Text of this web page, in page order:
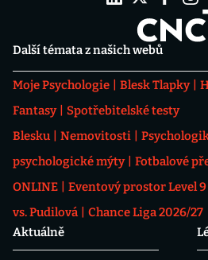
Další témata z našich webů
Moje Psychologie Blesk Tlapky
Fantasy
Spotřebitelské testy
Blesku
Nemovitosti
psychologické mýty
Fotbalové
ONLINE
Eventový prostor Level 9
vs. Pudilová
Chance Liga 2026/27
Aktuálně